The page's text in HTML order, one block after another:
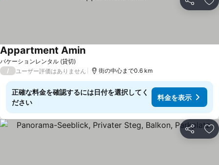
シェア お
バケーションレンタル (貸切)
Appartment Amin
/ ユーザー評価はありません 街の中心まで0.6 km
正確な料金を確認するには日付を選択してく
ださい
料金を表示
シェア お